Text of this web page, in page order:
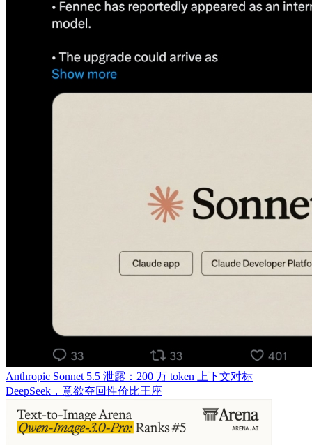
Anthropic Sonnet 5.5 泄露：200 万 token 上下文对标
DeepSeek，意欲夺回性价比王座